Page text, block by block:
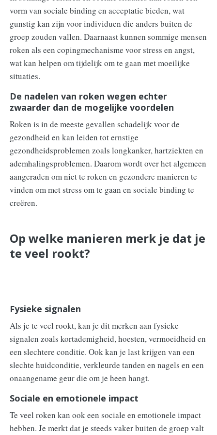
vorm van sociale binding en acceptatie bieden, wat
gunstig kan zijn voor individuen die anders buiten de
groep zouden vallen. Daarnaast kunnen sommige mensen
roken als een copingmechanisme voor stress en angst,
wat kan helpen om tijdelijk om te gaan met moeilijke
situaties.
De nadelen van roken wegen echter
zwaarder dan de mogelijke voordelen
Roken is in de meeste gevallen schadelijk voor de
gezondheid en kan leiden tot ernstige
gezondheidsproblemen zoals longkanker, hartziekten en
ademhalingsproblemen. Daarom wordt over het algemeen
aangeraden om niet te roken en gezondere manieren te
vinden om met stress om te gaan en sociale binding te
creëren.
Op welke manieren merk je dat je
te veel rookt?
Fysieke signalen
Als je te veel rookt, kan je dit merken aan fysieke
signalen zoals kortademigheid, hoesten, vermoeidheid en
een slechtere conditie. Ook kan je last krijgen van een
slechte huidconditie, verkleurde tanden en nagels en een
onaangename geur die om je heen hangt.
Sociale en emotionele impact
Te veel roken kan ook een sociale en emotionele impact
hebben. Je merkt dat je steeds vaker buiten de groep valt